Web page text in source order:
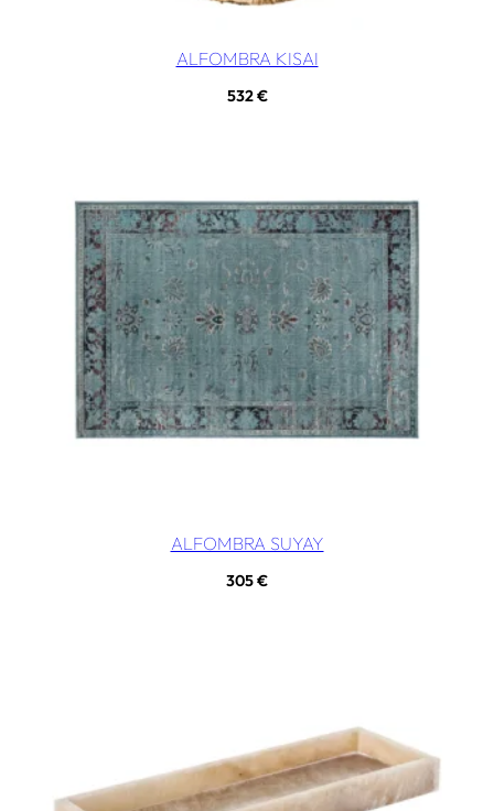
ALFOMBRA KISAI
532€
ALFOMBRA SUYAY
305€